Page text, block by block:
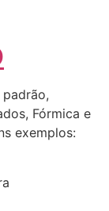
Fórmica e
exemplos: